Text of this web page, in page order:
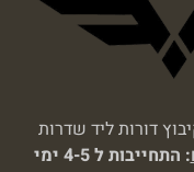
דורות ליד שדרות
: התחייבות ל 4-5 ימי